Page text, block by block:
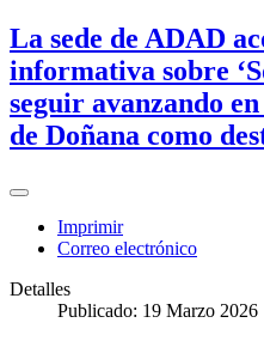
La sede de ADAD
informativa sobre
seguir avanzando
de Doñana como
Imprimir
Correo electrónico
Detalles
Publicado: 19 Marzo 2026